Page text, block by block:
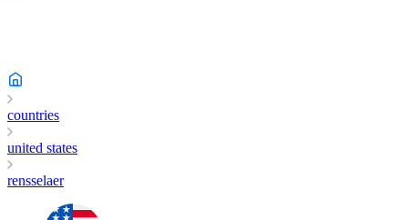
countries
united states
rensselaer